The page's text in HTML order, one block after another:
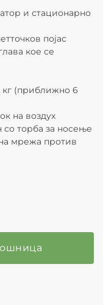
и стационарно
појас
кое се
(приближно 6
на воздух
со торба за носење
мрежа против